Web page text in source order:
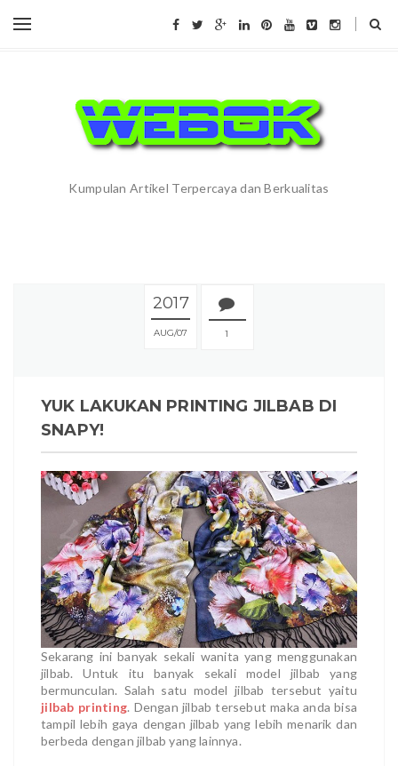
Kumpulan Artikel Terpercaya dan Berkualitas
2017
AUG 07 1
YUK LAKUKAN PRINTING JILBAB DI
SNAPY!
Sekarang ini banyak sekali wanita yang menggunakan
jilbab. Untuk itu banyak sekali model jilbab yang
bermunculan. Salah satu model jilbab tersebut yaitu
jilbab printing. Dengan jilbab tersebut maka anda bisa
tampil lebih gaya dengan jilbab yang lebih menarik dan
berbeda dengan jilbab yang lainnya.